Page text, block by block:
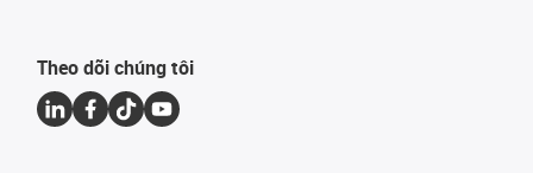
Theo dõi chúng tôi